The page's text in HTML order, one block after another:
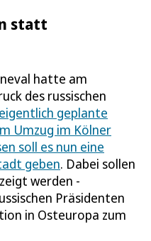
statt
hatte am
des russischen
geplante
Umzug im Kölner
soll es nun eine
geben. Dabei sollen
werden -
Präsidenten
in Osteuropa zum